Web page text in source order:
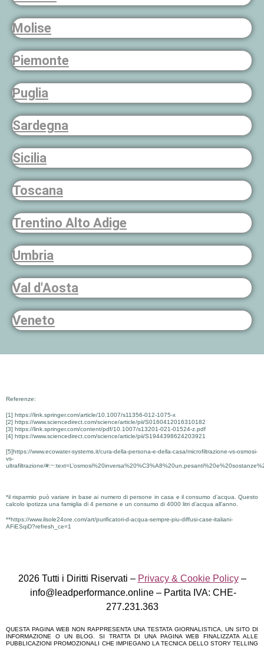
Molise
Piemonte
Puglia
Sardegna
Sicilia
Toscana
Trentino Alto Adige
Umbria
Val d'Aosta
Veneto
Referenze:
[1] https://link.springer.com/article/10.1007/s11356-012-1075-x
[2] https://www.sciencedirect.com/science/article/pii/S0160412016310182
[3] https://link.springer.com/content/pdf/10.1007/s13201-021-01524-z.pdf
[4] https://www.sciencedirect.com/science/article/pii/S1944398624203921
[5]https://www.ecowater-systems.it/cura-della-persona-e-della-casa/microfiltrazione-vs-osmosi-
vs-
ultrafiltrazione/
*il risparmio può variare in base ai numero di persone in casa e il consumo d’acqua. Questo
calcolo ipotizza una famiglia di 4 persone e un consumo di 4000 litri d’acqua all’anno.
**https://www.ilsole24ore.com/art/purificatori-d-acqua-sempre-piu-diffusi-case-italiani-
AFiESqiD?refresh_ce=1
2026 Tutti i Diritti Riservati – Privacy & Cookie Policy–
info@leadperformance.online – Partita IVA: CHE-
277.231.363
QUESTA PAGINA WEB NON RAPPRESENTA UNA TESTATA GIORNALISTICA, UN SITO DI
INFORMAZIONE O UN BLOG. SI TRATTA DI UNA PAGINA WEB FINALIZZATA ALLE
PUBBLICAZIONI PROMOZIONALI CHE IMPIEGANO LA TECNICA DELLO STORY TELLING